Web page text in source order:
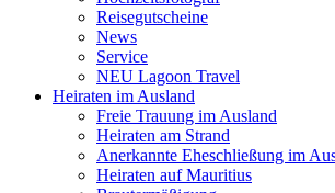
Reisegutscheine
News
Service
NEU Lagoon Travel
Heiraten im Ausland
Freie Trauung im Ausland
Heiraten am Strand
Anerkannte Eheschließung im
Heiraten auf Mauritius